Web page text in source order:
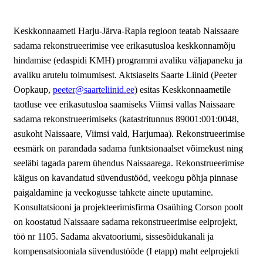
Toitlustus
Catering
Keskkonnaameti Harju-Järva-Rapla regioon teatab Naissaare
sadama rekonstrueerimise vee erikasutusloa keskkonnamõju
hindamise (edaspidi KMH) programmi avaliku väljapaneku ja
avaliku arutelu toimumisest. Aktsiaselts Saarte Liinid (Peeter
Oopkaup, peeter@saarteliinid.ee) esitas Keskkonnaametile
taotluse vee erikasutusloa saamiseks Viimsi vallas Naissaare
sadama rekonstrueerimiseks (katastritunnus 89001:001:0048,
asukoht Naissaare, Viimsi vald, Harjumaa). Rekonstrueerimise
eesmärk on parandada sadama funktsionaalset võimekust ning
seeläbi tagada parem ühendus Naissaarega. Rekonstrueerimise
käigus on kavandatud süvendustööd, veekogu põhja pinnase
paigaldamine ja veekogusse tahkete ainete uputamine.
Konsultatsiooni ja projekteerimisfirma Osaühing Corson poolt
on koostatud Naissaare sadama rekonstrueerimise eelprojekt,
töö nr 1105. Sadama akvatooriumi, sissesõidukanali ja
kompensatsiooniala süvendustööde (I etapp) maht eelprojekti